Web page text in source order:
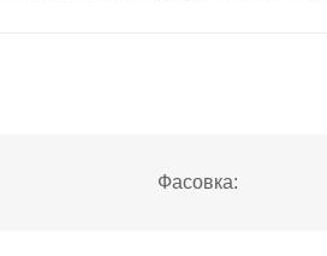
Фасовка: